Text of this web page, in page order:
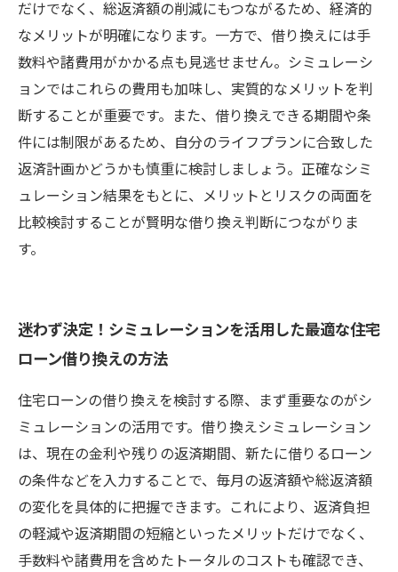
だけでなく、総返済額の削減にもつながるため、経済的
なメリットが明確になります。一方で、借り換えには手
数料や諸費用がかかる点も見逃せません。シミュレーシ
ョンではこれらの費用も加味し、実質的なメリットを判
断することが重要です。また、借り換えできる期間や条
件には制限があるため、自分のライフプランに合致した
返済計画かどうかも慎重に検討しましょう。正確なシミ
ュレーション結果をもとに、メリットとリスクの両面を
比較検討することが賢明な借り換え判断につながりま
す。
迷わず決定！シミュレーションを活用した最適な住宅
ローン借り換えの方法
住宅ローンの借り換えを検討する際、まず重要なのがシ
ミュレーションの活用です。借り換えシミュレーション
は、現在の金利や残りの返済期間、新たに借りるローン
の条件などを入力することで、毎月の返済額や総返済額
の変化を具体的に把握できます。これにより、返済負担
の軽減や返済期間の短縮といったメリットだけでなく、
手数料や諸費用を含めたトータルのコストも確認でき、